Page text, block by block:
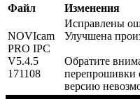
Файл Изменения
NOVIcam
PRO IPC
V5.4.5
171108
Исправлены
Улучшена
Обратите
перепрошивки
версию